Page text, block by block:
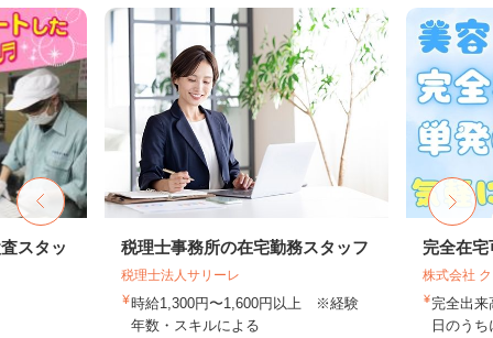
スタッ 税理士事務所の在宅勤務スタッフ
税理士法人サリーレ
時給1,300円〜1,600円以上 ※経験
年数・スキルによる
完全在
株式会社
完全出
日のう